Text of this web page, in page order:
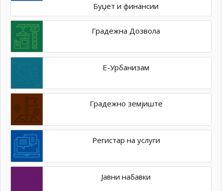
Буџет и финансии
Градежна Дозвола
Е-Урбанизам
Градежно земјиште
Регистар на услуги
Јавни набавки